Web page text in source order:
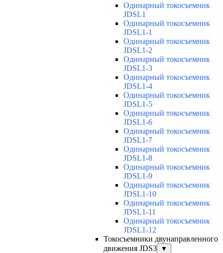
Одинарный токосъемник
JDSL1
Одинарный токосъемник
JDSL1-1
Одинарный токосъемник
JDSL1-2
Одинарный токосъемник
JDSL1-3
Одинарный токосъемник
JDSL1-4
Одинарный токосъемник
JDSL1-5
Одинарный токосъемник
JDSL1-6
Одинарный токосъемник
JDSL1-7
Одинарный токосъемник
JDSL1-8
Одинарный токосъемник
JDSL1-9
Одинарный токосъемник
JDSL1-10
Одинарный токосъемник
JDSL1-11
Одинарный токосъемник
JDSL1-12
Токосъемники двунаправленного
движения JDS3
▼